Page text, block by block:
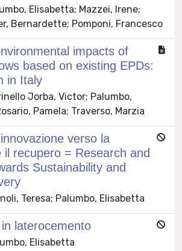
Elisabetta; Mazzei, Irene;
Bernardette; Pomponi, Francesco
impacts of
based on existing EPDs:
in Italy
Jorba, Victor; Palumbo,
Pamela; Traverso, Marzia
verso la
il recupero = Research and
Sustainability and
Teresa; Palumbo, Elisabetta
laterocemento
Elisabetta